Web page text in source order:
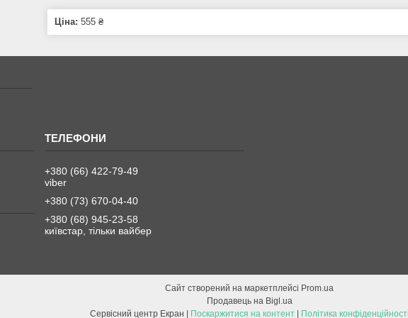
Ціна: 555 ₴
+380 (66) 422-79-49
viber
+380 (73) 670-04-40
+380 (68) 945-23-58
київстар, тільки вайбер
Сайт створений на маркетплейсі Prom.ua
Продавець на Bigl.ua
Сервісний центр Екран | Поскаржитися на контент | Політика